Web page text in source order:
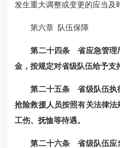
发生重大调整或变更的应当及
第六章 队伍保障
第二十四条 省应急管理
金，按规定对省级队伍给予支
第二十五条 省级队伍执
抢险救援人员按照有关法律法
工伤、抚恤等待遇。
第二十六条 省级队伍应